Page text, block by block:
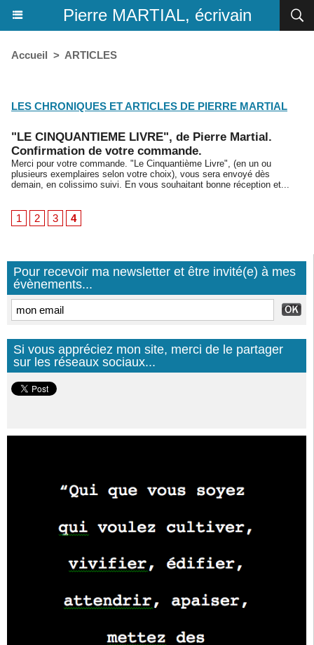
Pierre MARTIAL, écrivain
Accueil > ARTICLES
LES CHRONIQUES ET ARTICLES DE PIERRE MARTIAL
"LE CINQUANTIEME LIVRE", de Pierre Martial.
Confirmation de votre commande.
Merci pour votre commande. "Le Cinquantième Livre", (en un ou
plusieurs exemplaires selon votre choix), vous sera envoyé dès
demain, en colissimo suivi. En vous souhaitant bonne réception et...
1 2 3 4
Pour recevoir ma newsletter et être invité(e) à mes
évènements...
Si vous appréciez mon site, merci de le partager
sur les réseaux sociaux...